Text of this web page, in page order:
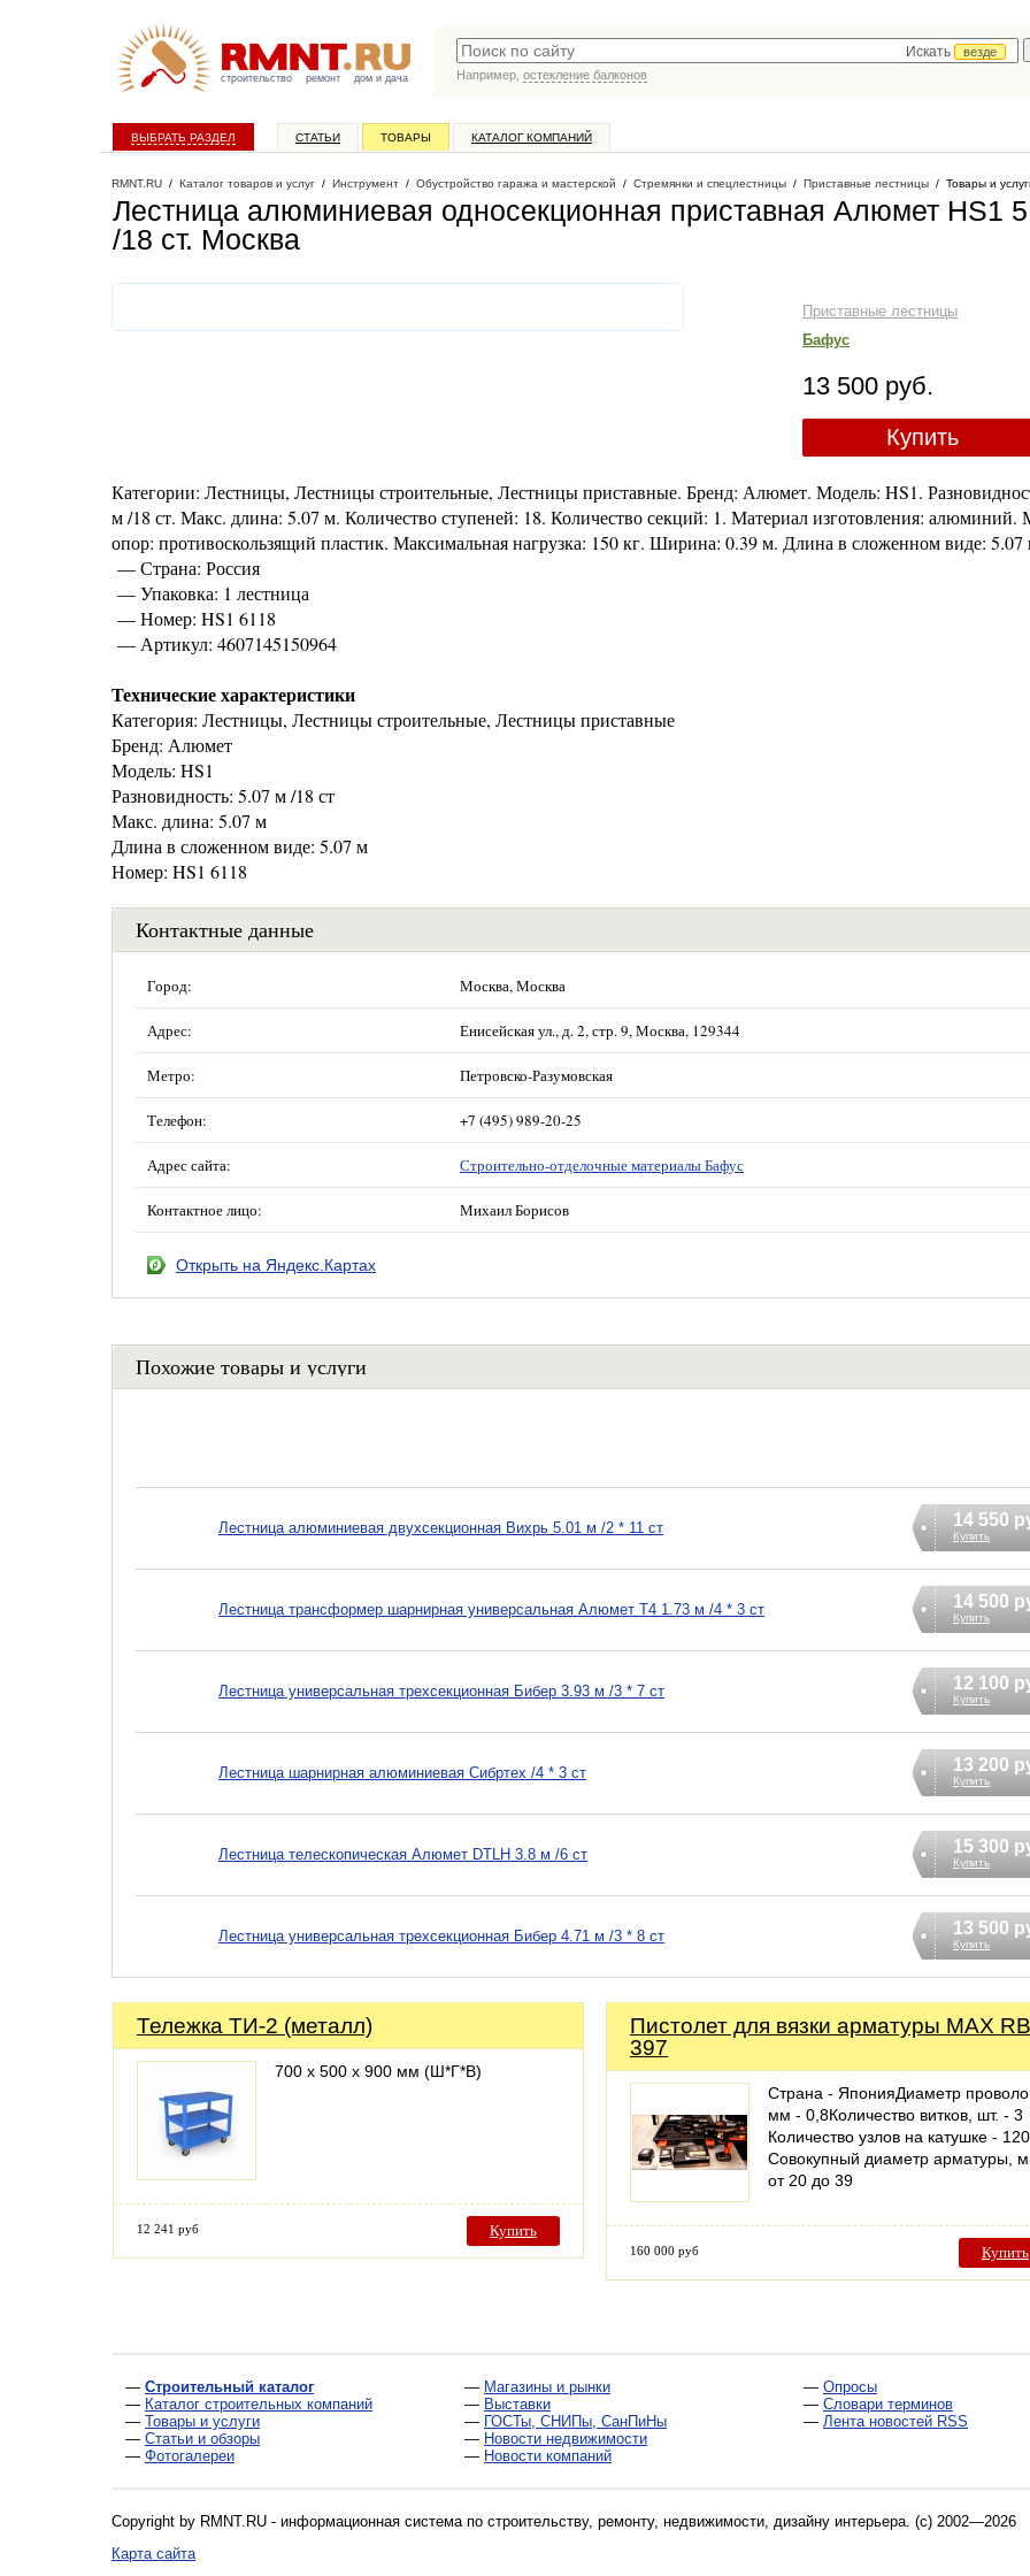
строительство ремонт дом и дача
Искать
везде
Например, остекление балконов
ВЫБРАТЬ РАЗДЕЛ СТАТЬИ ТОВАРЫ КАТАЛОГ КОМПАНИЙ
RMNT.RU / Каталог товаров и услуг / Инструмент / Обустройство гаража и мастерской / Стремянки и спецлестницы / Приставные лестницы / Товары и
Лестница алюминиевая односекционная приставная Алюмет HS1
/18 ст. Москва
Приставные лестницы
Бафус
13 500 руб.
Купить
Категории: Лестницы, Лестницы строительные, Лестницы приставные. Бренд: Алюмет. Модель: HS1.
м /18 ст. Макс. длина: 5.07 м. Количество ступеней: 18. Количество секций: 1. Материал изготовления: алюминий.
опор: противоскользящий пластик. Максимальная нагрузка: 150 кг. Ширина: 0.39 м. Длина в сложенном виде: 5.07
— Страна: Россия
— Упаковка: 1 лестница
— Номер: HS1 6118
— Артикул: 4607145150964
Технические характеристики
Категория: Лестницы, Лестницы строительные, Лестницы приставные
Бренд: Алюмет
Модель: HS1
Разновидность: 5.07 м /18 ст
Макс. длина: 5.07 м
Длина в сложенном виде: 5.07 м
Номер: HS1 6118
Контактные данные
Город: Москва, Москва
Адрес: Енисейская ул., д. 2, стр. 9, Москва, 129344
Метро: Петровско-Разумовская
Телефон: +7 (495) 989-20-25
Адрес сайта: Строительно-отделочные материалы Бафус
Контактное лицо: Михаил Борисов
Открыть на Яндекс.Картах
Похожие товары и услуги
Лестница алюминиевая двухсекционная Вихрь 5.01 м /2 * 11 ст 14 550
Купить
Лестница трансформер шарнирная универсальная Алюмет T4 1.73 м /4 * 3 ст 14 500
Купить
Лестница универсальная трехсекционная Бибер 3.93 м /3 * 7 ст 12 100
Купить
Лестница шарнирная алюминиевая Сибртех /4 * 3 ст 13 200
Купить
Лестница телескопическая Алюмет DTLH 3.8 м /6 ст 15 300
Купить
Лестница универсальная трехсекционная Бибер 4.71 м /3 * 8 ст 13 500
Купить
Тележка ТИ-2 (металл)
700 х 500 х 900 мм (Ш*Г*В)
12 241 руб Купить
Пистолет для вязки арматуры MAX RB
397
Страна - ЯпонияДиаметр
мм - 0,8Количество витков, шт. - 3
Количество узлов на катушке - 120
Совокупный диаметр арматуры,
от 20 до 39
160 000 руб Купить
— Строительный каталог
— Каталог строительных компаний
— Товары и услуги
— Статьи и обзоры
— Фотогалереи
— Магазины и рынки
— Выставки
— ГОСТы, СНИПы, СанПиНы
— Новости недвижимости
— Новости компаний
— Опросы
— Словари терминов
— Лента новостей RSS
Copyright by RMNT.RU - информационная система по строительству, ремонту, недвижимости, дизайну интерьера . (c) 2002—2026
Карта сайта